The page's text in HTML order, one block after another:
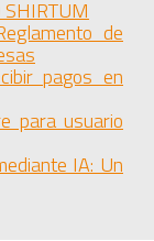
SHIRTUM
de
pagos en
para usuario
IA: Un